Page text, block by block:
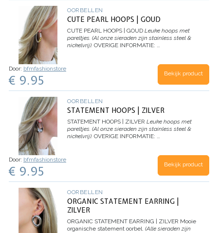
OORBELLEN
CUTE PEARL HOOPS | GOUD
CUTE PEARL HOOPS | GOUD Leuke hoops met
pareltjes. (Al onze sieraden zijn stainless steel &
nickelvrij). OVERIGE INFORMATIE: …
Door: bfmfashionstore
€ 9.95 Bekijk product
OORBELLEN
STATEMENT HOOPS | ZILVER
STATEMENT HOOPS | ZILVER Leuke hoops met
pareltjes. (Al onze sieraden zijn stainless steel &
nickelvrij). OVERIGE INFORMATIE: …
Door: bfmfashionstore
€ 9.95 Bekijk product
OORBELLEN
ORGANIC STATEMENT EARRING |
ZILVER
ORGANIC STATEMENT EARRING | ZILVER Mooie
organische statement oorbel. (Alle sieraden zijn